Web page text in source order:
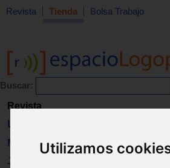
Utilizamos
Revista Tienda Bolsa Trabajo
Buscar:
Revista
Libros
Material
Juguetes